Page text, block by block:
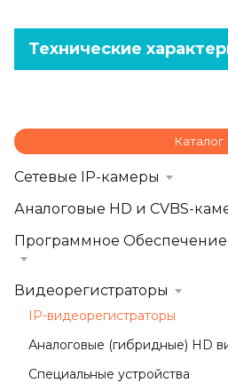
Технические
Каталог
Сетевые IP-камеры
Аналоговые HD и CVBS-
Программное
Видеорегистраторы
IP-видеорегистраторы
Аналоговые (гибридные) HD
Специальные устройства